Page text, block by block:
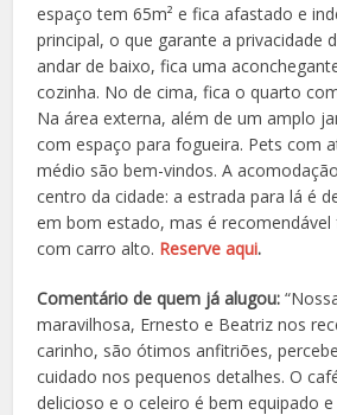
espaço tem 65m² e fica afastado e
principal, o que garante a privacidade
andar de baixo, fica uma
cozinha. No de cima, fica o quarto
Na área externa, além de um amplo
com espaço para fogueira. Pets com
médio são bem-vindos. A
centro da cidade: a estrada para lá é
em bom estado, mas é recomendável
com carro alto. Reserve aqui.
Comentário de quem já alugou:
maravilhosa, Ernesto e Beatriz nos
carinho, são ótimos anfitriões,
cuidado nos pequenos detalhes. O
delicioso e o celeiro é bem equipado